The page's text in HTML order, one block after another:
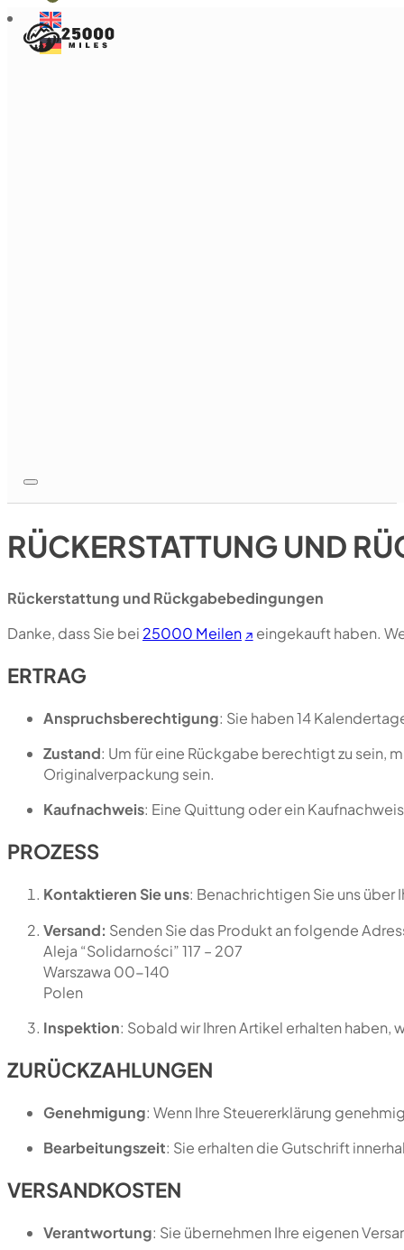
RÜCKERSTATTUNG UND
Rückerstattung und Rückgabebedingungen
Danke, dass Sie bei 25000 Meilen eingekauft haben.
ERTRAG
Anspruchsberechtigung: Sie haben 14
Zustand: Um für eine Rückgabe berechtigt zu sein,
Originalverpackung sein.
Kaufnachweis: Eine Quittung oder ein
PROZESS
Kontaktieren Sie uns: Benachrichtigen Sie uns über
Versand: Senden Sie das Produkt an folgende
Aleja “Solidarności” 117 – 207
Warszawa 00-140
Polen
Inspektion: Sobald wir Ihren Artikel erhalten haben,
ZURÜCKZAHLUNGEN
Genehmigung: Wenn Ihre Steuererklärung
Bearbeitungszeit: Sie erhalten die Gutschrift
VERSANDKOSTEN
Verantwortung: Sie übernehmen Ihre eigenen